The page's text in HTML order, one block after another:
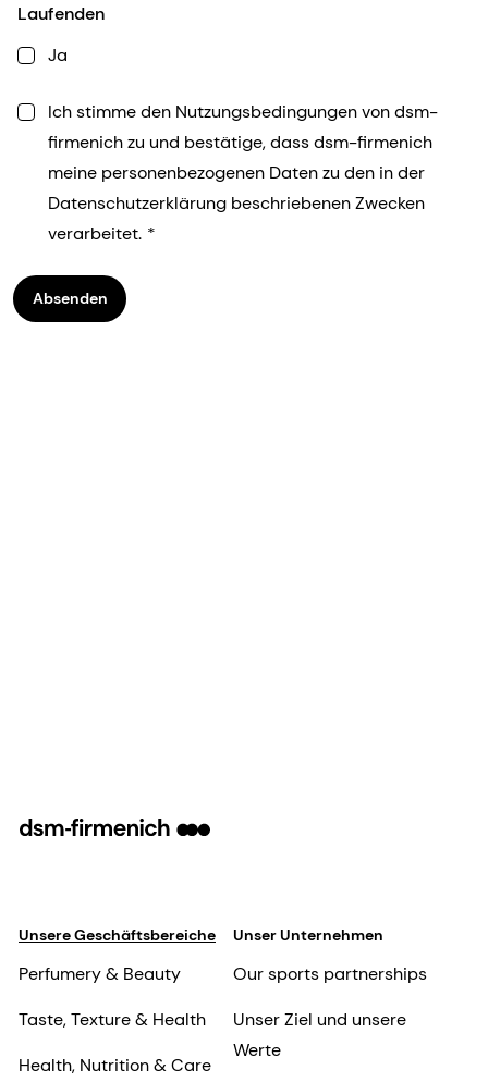
Laufenden
Ja
Ich stimme den Nutzungsbedingungen von dsm-
firmenich zu und bestätige, dass dsm-firmenich
meine personenbezogenen Daten zu den in der
Datenschutzerklärung beschriebenen Zwecken
verarbeitet.
Absenden
Unsere Geschäftsbereiche
Perfumery & Beauty
Taste, Texture & Health
Health, Nutrition & Care
Unser Unternehmen
Our sports partnerships
Unser Ziel und unsere
Werte